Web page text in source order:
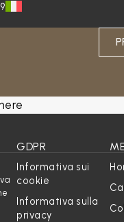
GDPR
Informativa sui
cookie
Informativa sulla
privacy